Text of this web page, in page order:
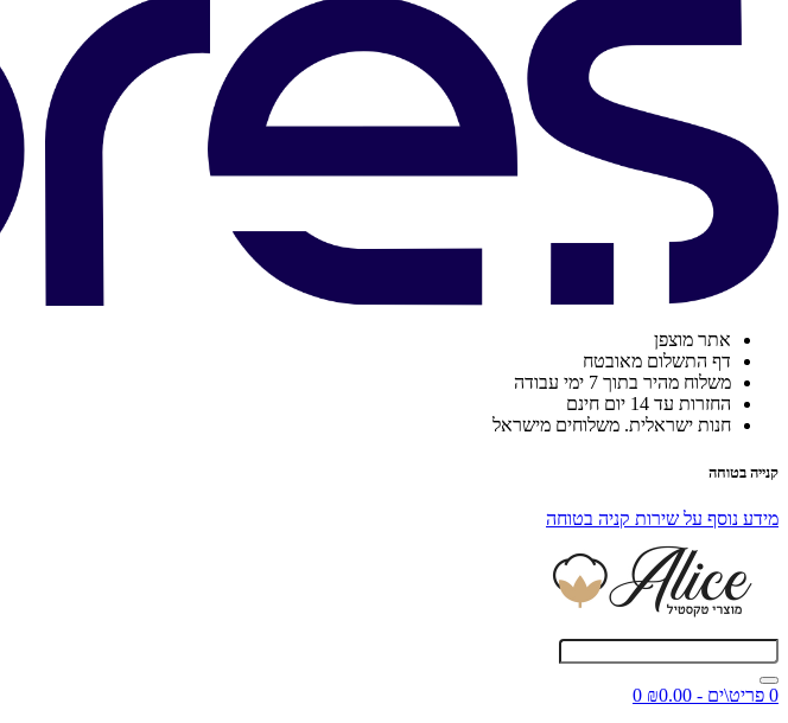
אתר מוצפן
דף התשלום מאובטח
משלוח מהיר בתוך 7 ימי עבודה
החזרות עד 14 יום חינם
חנות ישראלית. משלוחים מישראל
קנייה בטוחה
מידע נוסף על שירות קניה בטוחה
0 פריט\ים - ₪0.00
0